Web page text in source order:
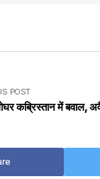
POST
कब्रिस्तान में बवाल,